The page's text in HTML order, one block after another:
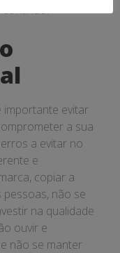
importante evitar
a sua
a evitar no
e
copiar a
não se
na qualidade
ouvir e
não se manter